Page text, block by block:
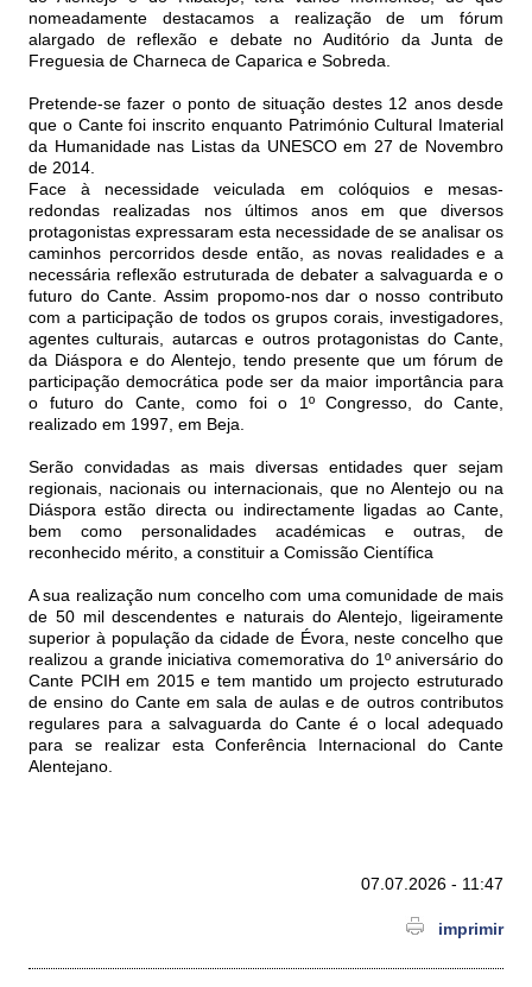
nomeadamente destacamos a realização de um fórum
alargado de reflexão e debate no Auditório da Junta de
Freguesia de Charneca de Caparica e Sobreda.
Pretende-se fazer o ponto de situação destes 12 anos desde
que o Cante foi inscrito enquanto Património Cultural Imaterial
da Humanidade nas Listas da UNESCO em 27 de Novembro
de 2014.
Face à necessidade veiculada em colóquios e mesas-
redondas realizadas nos últimos anos em que diversos
protagonistas expressaram esta necessidade de se analisar os
caminhos percorridos desde então, as novas realidades e a
necessária reflexão estruturada de debater a salvaguarda e o
futuro do Cante. Assim propomo-nos dar o nosso contributo
com a participação de todos os grupos corais, investigadores,
agentes culturais, autarcas e outros protagonistas do Cante,
da Diáspora e do Alentejo, tendo presente que um fórum de
participação democrática pode ser da maior importância para
o futuro do Cante, como foi o 1º Congresso, do Cante,
realizado em 1997, em Beja.
Serão convidadas as mais diversas entidades quer sejam
regionais, nacionais ou internacionais, que no Alentejo ou na
Diáspora estão directa ou indirectamente ligadas ao Cante,
bem como personalidades académicas e outras, de
reconhecido mérito, a constituir a Comissão Científica
A sua realização num concelho com uma comunidade de mais
de 50 mil descendentes e naturais do Alentejo, ligeiramente
superior à população da cidade de Évora, neste concelho que
realizou a grande iniciativa comemorativa do 1º aniversário do
Cante PCIH em 2015 e tem mantido um projecto estruturado
de ensino do Cante em sala de aulas e de outros contributos
regulares para a salvaguarda do Cante é o local adequado
para se realizar esta Conferência Internacional do Cante
Alentejano.
07.07.2026 - 11:47
imprimir